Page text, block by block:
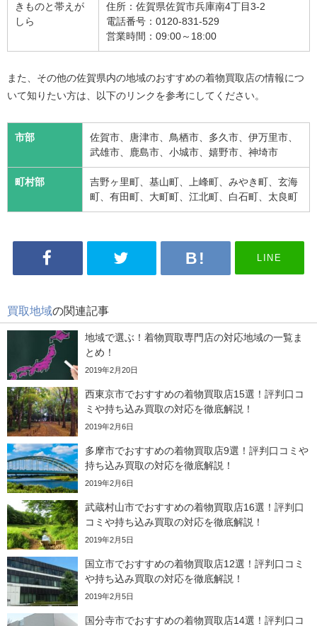
きものと帯えが
しら
住所：佐賀県佐賀市兵庫南4丁目3-2
電話番号：0120-831-529
営業時間：09:00～18:00
また、その他の佐賀県内の地域のおすすめの着物買取店の情報につ
いて知りたい方は、以下のリンクを参考にしてください。
市部
佐賀市、唐津市、鳥栖市、多久市、伊万里市、
武雄市、鹿島市、小城市、嬉野市、神埼市
町村部
吉野ヶ里町、基山町、上峰町、みやき町、玄海
町、有田町、大町町、江北町、白石町、太良町
LINE
買取地域の関連記事
地域で選ぶ！着物買取専門店の対応地域の一覧ま
とめ！
2019年2月20日
西東京市でおすすめの着物買取店15選！評判口コ
ミや持ち込み買取の対応を徹底解説！
2019年2月6日
多摩市でおすすめの着物買取店9選！評判口コミや
持ち込み買取の対応を徹底解説！
2019年2月6日
武蔵村山市でおすすめの着物買取店16選！評判口
コミや持ち込み買取の対応を徹底解説！
2019年2月5日
国立市でおすすめの着物買取店12選！評判口コミ
や持ち込み買取の対応を徹底解説！
2019年2月5日
国分寺市でおすすめの着物買取店14選！評判口コ